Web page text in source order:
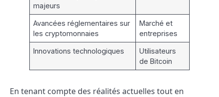
majeurs
Avancées réglementaires sur
les cryptomonnaies
Marché et
entreprises
Innovations technologiques
Utilisateurs
de Bitcoin
En tenant compte des réalités actuelles tout en